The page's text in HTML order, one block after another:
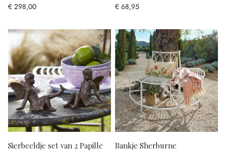
€ 298,00 € 68,95
Sierbeeldje set van 2 Papille Bankje Sherburne